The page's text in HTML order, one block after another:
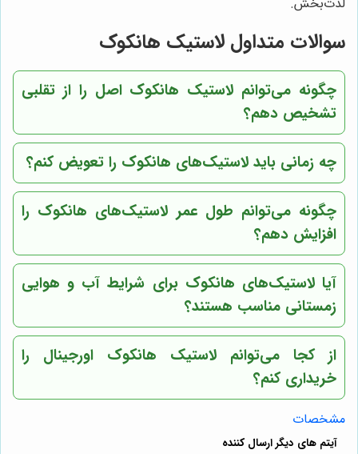
سوالات متداول لاستیک هانکوک
چگونه می‌توانم لاستیک هانکوک اصل را از تقلبی
تشخیص دهم؟
چه زمانی باید لاستیک‌های هانکوک را تعویض کنم؟
چگونه می‌توانم طول عمر لاستیک‌های هانکوک را
افزایش دهم؟
آیا لاستیک‌های هانکوک برای شرایط آب و هوایی
زمستانی مناسب هستند؟
از کجا می‌توانم لاستیک هانکوک اورجینال را
خریداری کنم؟
مشخصات